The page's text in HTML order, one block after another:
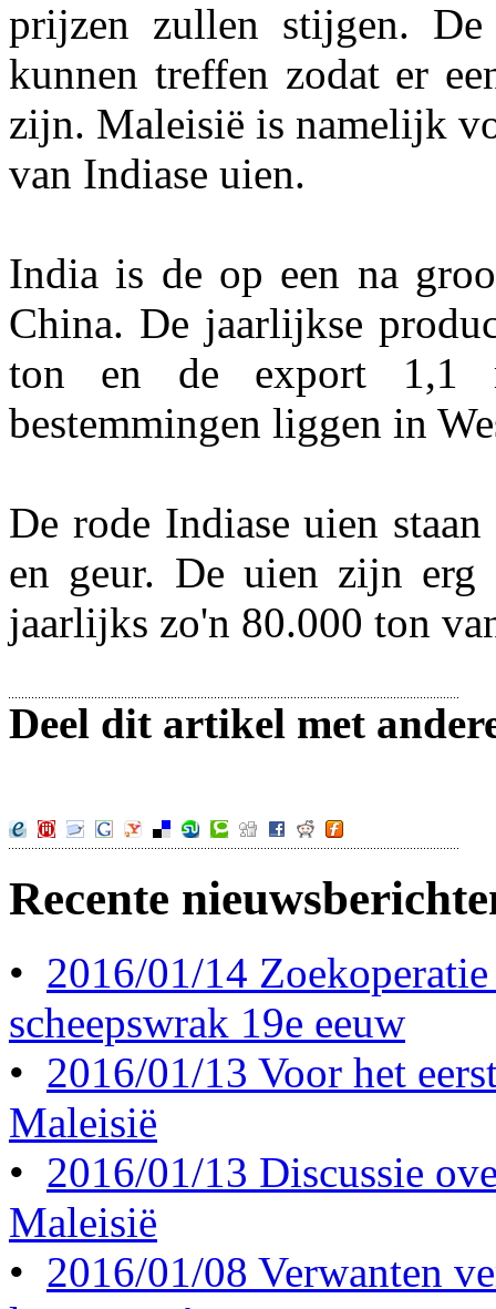
prijzen zullen stijgen.
kunnen treffen zodat er
zijn. Maleisië is namelijk
van Indiase uien.
India is de op een na
China. De jaarlijkse
ton en de export 1,1
bestemmingen liggen in
De rode Indiase uien
en geur. De uien zijn
jaarlijks zo'n 80.000 ton
Deel dit artikel met
Recente
• 2016/01/14
scheepswrak 19e eeuw
• 2016/01/13 Voor het
Maleisië
• 2016/01/13 Discussie
Maleisië
• 2016/01/08 Verwanten